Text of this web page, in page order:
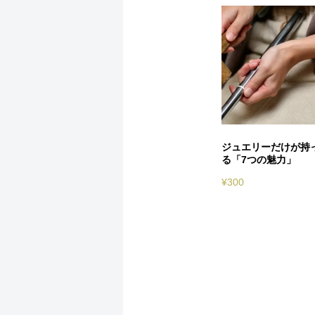
ジュエリーだけが持
る「7つの魅力」
¥300